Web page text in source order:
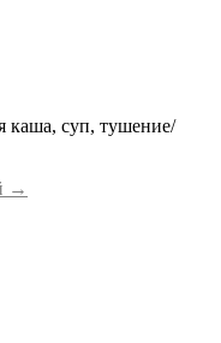
каша, суп, тушение/
→